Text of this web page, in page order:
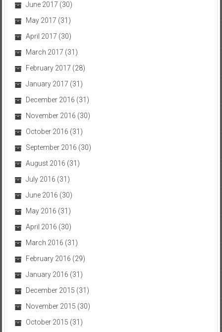
June 2017 (30)
May 2017 (31)
April 2017 (30)
March 2017 (31)
February 2017 (28)
January 2017 (31)
December 2016 (31)
November 2016 (30)
October 2016 (31)
September 2016 (30)
August 2016 (31)
July 2016 (31)
June 2016 (30)
May 2016 (31)
April 2016 (30)
March 2016 (31)
February 2016 (29)
January 2016 (31)
December 2015 (31)
November 2015 (30)
October 2015 (31)